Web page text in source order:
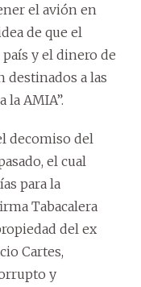
el avión en
de que el
y el dinero de
destinados a las
AMIA”.
decomiso del
el cual
para la
Tabacalera
del ex
Cartes,
y